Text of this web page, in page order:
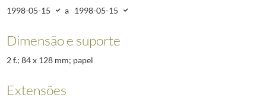
1998-05-15 a 1998-05-15
Dimensão e suporte
2 f.; 84 x 128 mm; papel
Extensões